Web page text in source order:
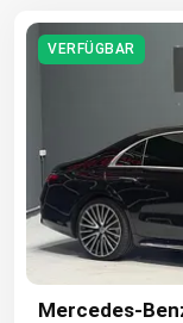
VERFÜGBAR
Mercedes-